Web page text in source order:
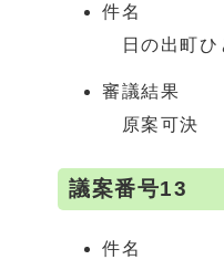
件名
日の出町ひ
審議結果
原案可決
議案番号13
件名